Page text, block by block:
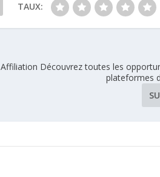
TAUX:
Affiliation Découvrez toutes les
plateformes